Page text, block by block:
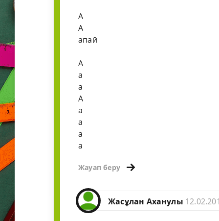
А
А
апай
А
а
а
А
а
а
а
а
Жауап беру
Жасұлан Аханулы